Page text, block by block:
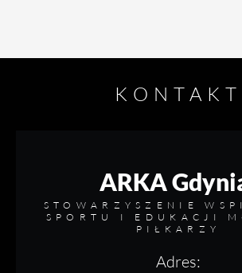
KONTAKT
ARKA
STOWARZYSZENIE
SPORTU I EDUKACJI
PIŁKARZY
Adres: